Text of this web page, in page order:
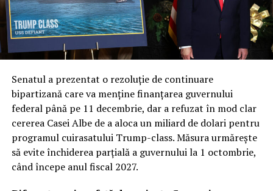
Senatul a prezentat o rezoluție de continuare
bipartizană care va menține finanțarea guvernului
federal până pe 11 decembrie, dar a refuzat în mod clar
cererea Casei Albe de a aloca un miliard de dolari pentru
programul cuirasatului Trump-class. Măsura urmărește
să evite închiderea parțială a guvernului la 1 octombrie,
când începe anul fiscal 2027.